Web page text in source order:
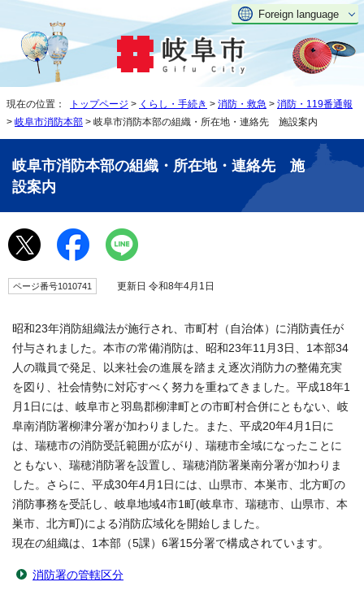
Foreign language
現在の位置： トップページ > くらし・手続き > 消防・救急 > 消防・119番通報
> 岐阜市消防本部 > 岐阜市消防本部の組織・所在地・連絡先 施設案内
岐阜市消防本部の組織・所在地・連絡先 施
設案内
ページ番号1010741 更新日 令和8年4月1日
昭和23年消防組織法が施行され、市町村（自治体）に消防責任が
付与されました。本市の常備消防は、昭和23年11月3日、1本部34
人の職員で発足、以来社会の進展を踏まえ逐次消防力の整備充実
を図り、社会情勢に対応すべく努力を重ねてきました。平成18年1
月1日には、岐阜市と羽島郡柳津町との市町村合併にともない、岐
阜南消防署柳津分署が加わりました。また、平成20年4月1日に
は、瑞穂市の消防受託範囲が広がり、瑞穂市全域になったことに
ともない、瑞穂消防署を設置し、瑞穂消防署巣南分署が加わりま
した。さらに、平成30年4月1日には、山県市、本巣市、北方町の
消防事務を受託し、岐阜地域4市1町(岐阜市、瑞穂市、山県市、本
巣市、北方町)による消防広域化を開始しました。
現在の組織は、1本部（5課）6署15分署で構成されています。
消防署の管轄区分